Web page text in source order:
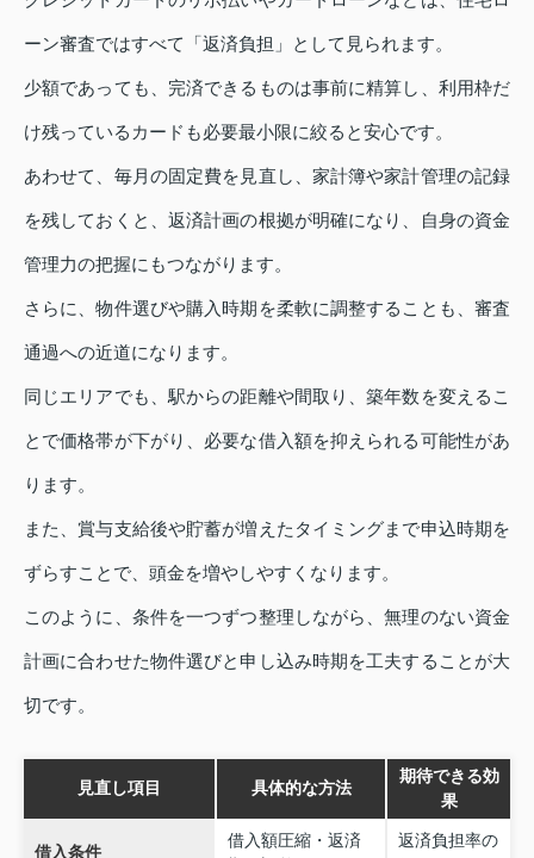
ーン審査ではすべて「返済負担」として見られます。
少額であっても、完済できるものは事前に精算し、利用枠だ
け残っているカードも必要最小限に絞ると安心です。
あわせて、毎月の固定費を見直し、家計簿や家計管理の記録
を残しておくと、返済計画の根拠が明確になり、自身の資金
管理力の把握にもつながります。
さらに、物件選びや購入時期を柔軟に調整することも、審査
通過への近道になります。
同じエリアでも、駅からの距離や間取り、築年数を変えるこ
とで価格帯が下がり、必要な借入額を抑えられる可能性があ
ります。
また、賞与支給後や貯蓄が増えたタイミングまで申込時期を
ずらすことで、頭金を増やしやすくなります。
このように、条件を一つずつ整理しながら、無理のない資金
計画に合わせた物件選びと申し込み時期を工夫することが大
切です。
見直し項目 具体的な方法
期待できる効
果
借入条件
借入額圧縮・返済
返済負担率の